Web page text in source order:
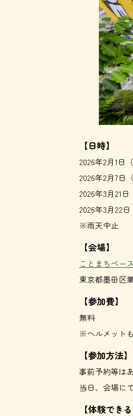
【日時】
2026年2月1日
2026年2月7日
2026年3月21日
2026年3月22日
※雨天中止
【会場】
ことまちベース
東京都墨田区
【参加費】
無料
※ヘルメット
【参加方法】
事前予約等は
当日、会場に
【体験でき